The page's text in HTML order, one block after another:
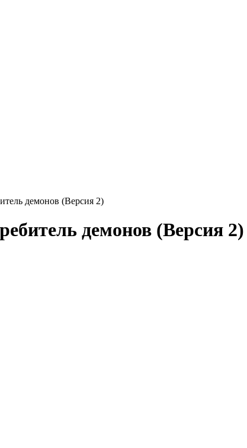
демонов (Версия 2)
демонов (Версия 2)